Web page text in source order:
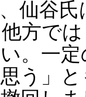
仙谷氏
方で
。一
う」